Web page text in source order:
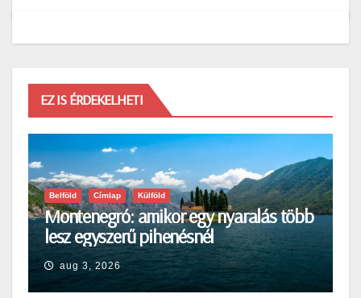
EZ IS ÉRDEKELHETI
Belföld Címlap Külföld
Montenegró: amikor egy nyaralás több
lesz egyszerű pihenésnél
aug 3, 2026